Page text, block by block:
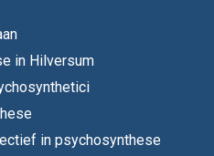
in Hilversum
in psychosynthese